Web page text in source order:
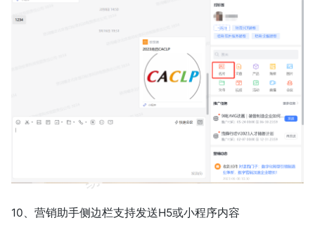
10、营销助手侧边栏支持发送H5或小程序内容